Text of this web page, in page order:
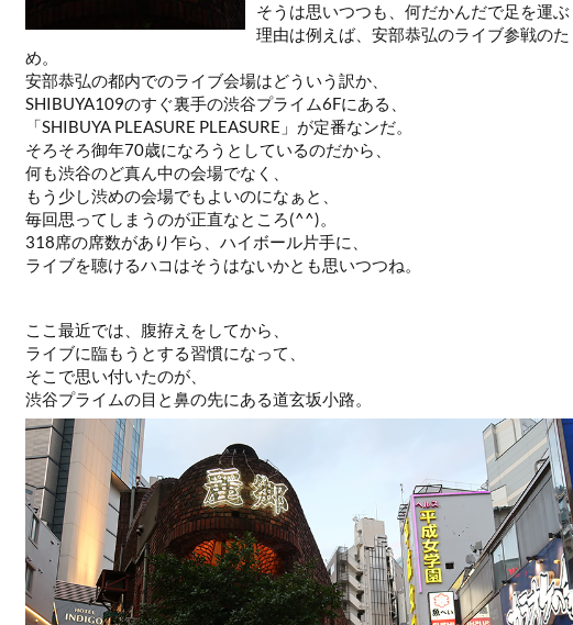
そうは思いつつも、何だかんだで足を運ぶ
理由は例えば、安部恭弘のライブ参戦のた
め。
安部恭弘の都内でのライブ会場はどういう訳か、
SHIBUYA109のすぐ裏手の渋谷プライム6Fにある、
「SHIBUYA PLEASURE PLEASURE」が定番なンだ。
そろそろ御年70歳になろうとしているのだから、
何も渋谷のど真ん中の会場でなく、
もう少し渋めの会場でもよいのになぁと、
毎回思ってしまうのが正直なところ(^^)。
318席の席数があり乍ら、ハイボール片手に、
ライブを聴けるハコはそうはないかとも思いつつね。
ここ最近では、腹拵えをしてから、
ライブに臨もうとする習慣になって、
そこで思い付いたのが、
渋谷プライムの目と鼻の先にある道玄坂小路。